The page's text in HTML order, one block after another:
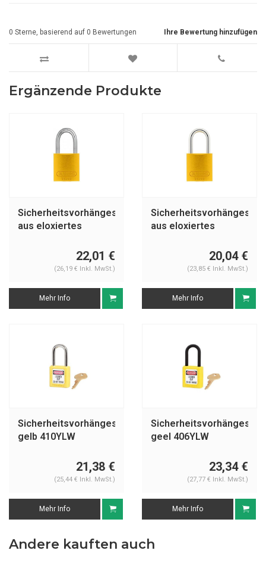
Ihre Bewertung hinzufügen
0 Sterne, basierend auf 0 Bewertungen
Ergänzende Produkte
Sicherheitsvorhängeschloss
aus eloxiertes
22,01 €
(26,19 € Inkl. MwSt.)
Mehr Info
aus eloxiertes
20,04 €
(23,85 € Inkl. MwSt.)
Mehr Info
Sicherheitsvorhängeschloss
gelb 410YLW
21,38 €
(25,44 € Inkl. MwSt.)
Mehr Info
geel 406YLW
23,34 €
(27,77 € Inkl. MwSt.)
Mehr Info
Andere kauften auch